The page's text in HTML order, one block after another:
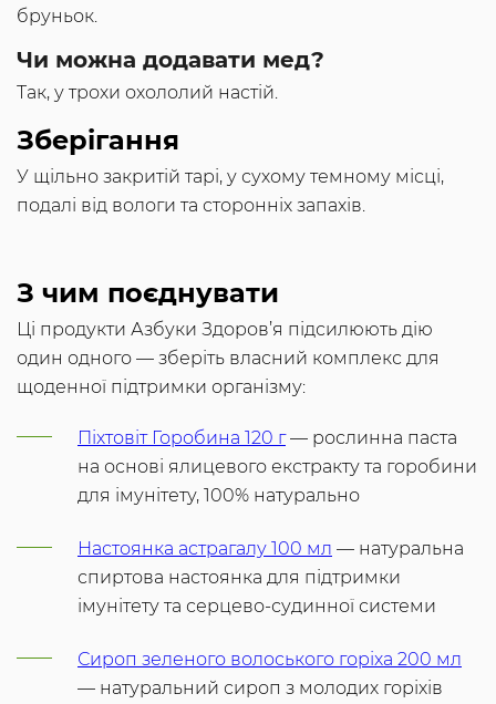
бруньок.
Чи можна додавати мед?
Так, у трохи охололий настій.
Зберігання
У щільно закритій тарі, у сухому темному місці,
подалі від вологи та сторонніх запахів.
З чим поєднувати
Ці продукти Азбуки Здоров’я підсилюють дію
один одного — зберіть власний комплекс для
щоденної підтримки організму:
Піхтовіт Горобина 120 г— рослинна паста
на основі ялицевого екстракту та горобини
для імунітету, 100% натурально
Настоянка астрагалу 100 мл — натуральна
спиртова настоянка для підтримки
імунітету та серцево-судинної системи
Сироп зеленого волоського горіха 200 мл
— натуральний сироп з молодих горіхів